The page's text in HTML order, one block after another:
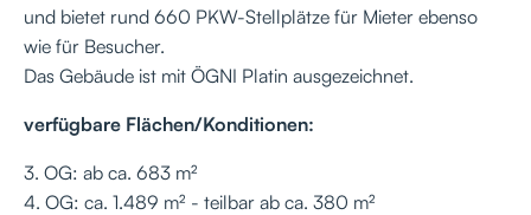
und bietet rund 660 PKW-Stellplätze für Mieter ebenso
wie für Besucher.
Das Gebäude ist mit ÖGNI Platin ausgezeichnet.
verfügbare Flächen/Konditionen:
3. OG: ab ca. 683 m²
4. OG: ca. 1.489 m² - teilbar ab ca. 380 m²